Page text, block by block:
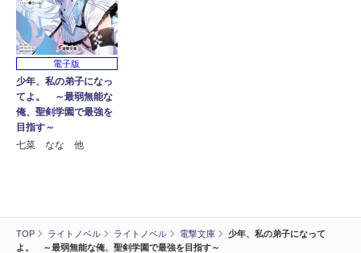
TOP ライトノベル ライトノベル 電撃文庫
少年、私の弟子になって
よ。 ～最弱無能な俺、聖剣学園で最強を目指す～
電子版
少年、私の弟子になっ
てよ。 ～最弱無能な
俺、聖剣学園で最強を
目指す～
七菜 なな 他